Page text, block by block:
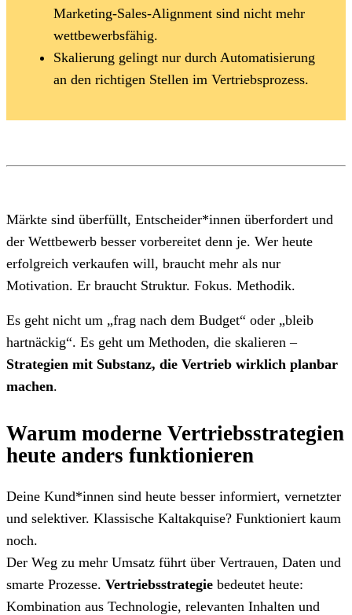
Marketing-Sales-Alignment sind nicht mehr
wettbewerbsfähig.
Skalierung gelingt nur durch Automatisierung
an den richtigen Stellen im Vertriebsprozess.
Märkte sind überfüllt, Entscheider*innen überfordert und
der Wettbewerb besser vorbereitet denn je. Wer heute
erfolgreich verkaufen will, braucht mehr als nur
Motivation. Er braucht Struktur. Fokus. Methodik.
Es geht nicht um „frag nach dem Budget“ oder „bleib
hartnäckig“. Es geht um Methoden, die skalieren –
Strategien mit Substanz, die Vertrieb wirklich planbar
machen.
Warum moderne Vertriebsstrategien
heute anders funktionieren
Deine Kund*innen sind heute besser informiert, vernetzter
und selektiver. Klassische Kaltakquise? Funktioniert kaum
noch.
Der Weg zu mehr Umsatz führt über Vertrauen, Daten und
smarte Prozesse. Vertriebsstrategie bedeutet heute:
Kombination aus Technologie, relevanten Inhalten und